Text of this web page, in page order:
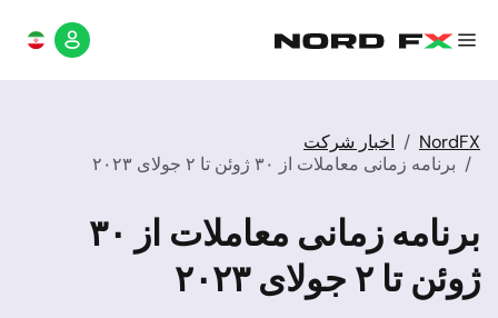
NordFX
اخبار شرکت
برنامه زمانی معاملات از ۳۰ ژوئن تا ۲ جولای ۲۰۲۳
برنامه زمانی معاملات از ۳۰
ژوئن تا ۲ جولای ۲۰۲۳